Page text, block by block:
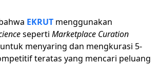
EKRUT menggunakan
seperti Marketplace Curation
untuk menyaring dan mengkurasi 5-
teratas yang mencari peluang